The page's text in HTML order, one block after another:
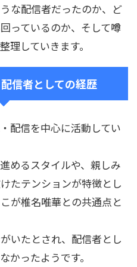
な配信者だったのか、ど
っているのか、そして噂
理していきます。
信者としての経歴
配信を中心に活動してい
めるスタイルや、親しみ
たテンションが特徴とし
が椎名唯華との共通点と
いたとされ、配信者とし
かったようです。